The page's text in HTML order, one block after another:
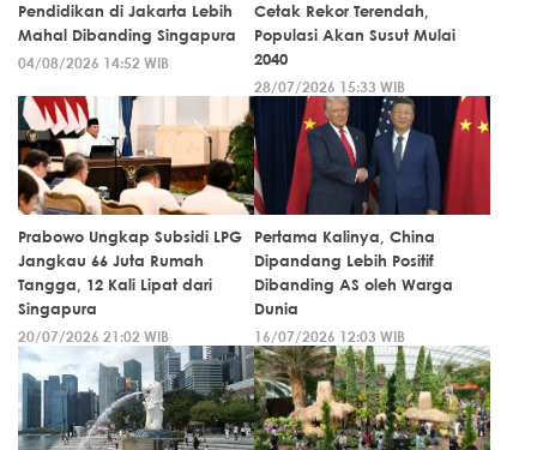
Pendidikan di Jakarta Lebih
Mahal Dibanding Singapura
04/08/2026 14:52 WIB
Cetak Rekor Terendah,
Populasi Akan Susut Mulai
2040
28/07/2026 15:33 WIB
Prabowo Ungkap Subsidi LPG
Jangkau 66 Juta Rumah
Tangga, 12 Kali Lipat dari
Singapura
20/07/2026 21:02 WIB
Pertama Kalinya, China
Dipandang Lebih Positif
Dibanding AS oleh Warga
Dunia
16/07/2026 12:03 WIB